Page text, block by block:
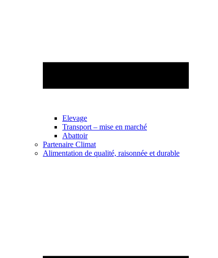
Elevage
Transport – mise en marché
Abattoir
Partenaire Climat
Alimentation de qualité, raisonnée et durable